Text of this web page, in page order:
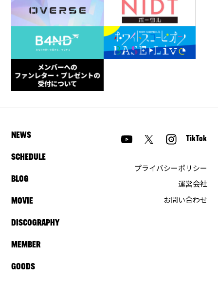
NEWS
SCHEDULE
BLOG
MOVIE
DISCOGRAPHY
MEMBER
GOODS
TikTok
プライバシーポリシー
運営会社
お問い合わせ